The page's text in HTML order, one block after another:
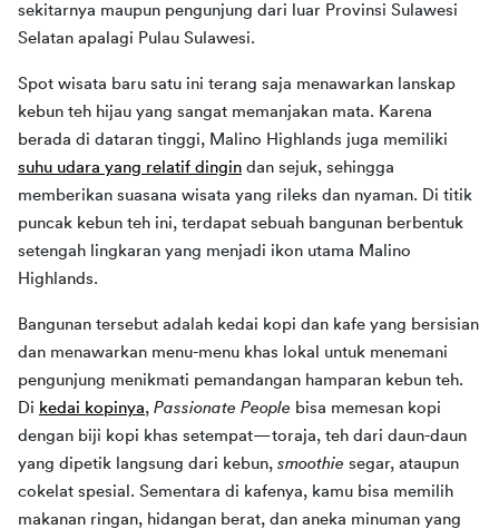
sekitarnya maupun pengunjung dari luar Provinsi Sulawesi
Selatan apalagi Pulau Sulawesi.
Spot wisata baru satu ini terang saja menawarkan lanskap
kebun teh hijau yang sangat memanjakan mata. Karena
suhu udara yang relatif dingin dan sejuk, sehingga
memberikan suasana wisata yang rileks dan nyaman. Di titik
puncak kebun teh ini, terdapat sebuah bangunan berbentuk
setengah lingkaran yang menjadi ikon utama Malino
Highlands.
Bangunan tersebut adalah kedai kopi dan kafe yang bersisian
dan menawarkan menu-menu khas lokal untuk menemani
pengunjung menikmati pemandangan hamparan kebun teh.
Di kedai kopinya, Passionate People bisa memesan kopi
dengan biji kopi khas setempat—toraja, teh dari daun-daun
yang dipetik langsung dari kebun, smoothie segar, ataupun
cokelat spesial. Sementara di kafenya, kamu bisa memilih
makanan ringan, hidangan berat, dan aneka minuman yang